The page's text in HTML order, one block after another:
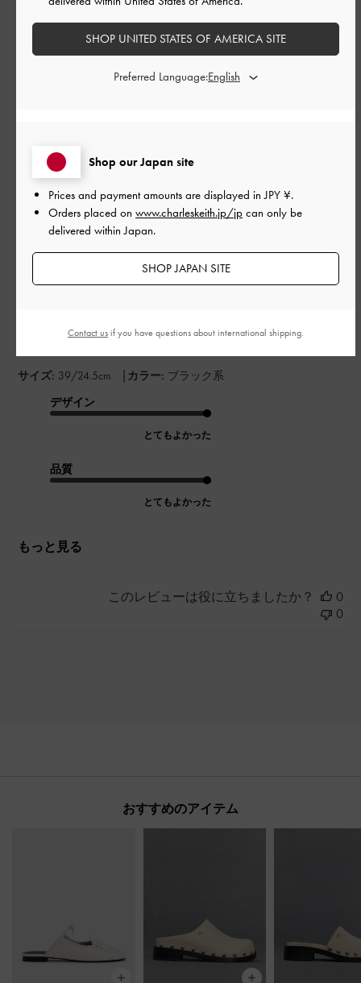
普通
ご利用者様
フォルムもビジュも可愛くて大
変気に入りました
サイズ: 39/24.5cm | カラー: ブラック系
デザイン
とてもよかった
品質
とてもよかった
もっと見る
2026-07-19
このレビューは役に立ちましたか？
0
0
おすすめのアイテム
Shop our Japan site
Prices and payment amounts are displayed inJPY ¥.
Orders placed on www.charleskeith.jp/jp can only be
delivered within Japan.
SHOP JAPAN SITE
SHOP UNITED STATES OF AMERICA SITE
Preferred Language:
Contact usif you have questions about international shipping.